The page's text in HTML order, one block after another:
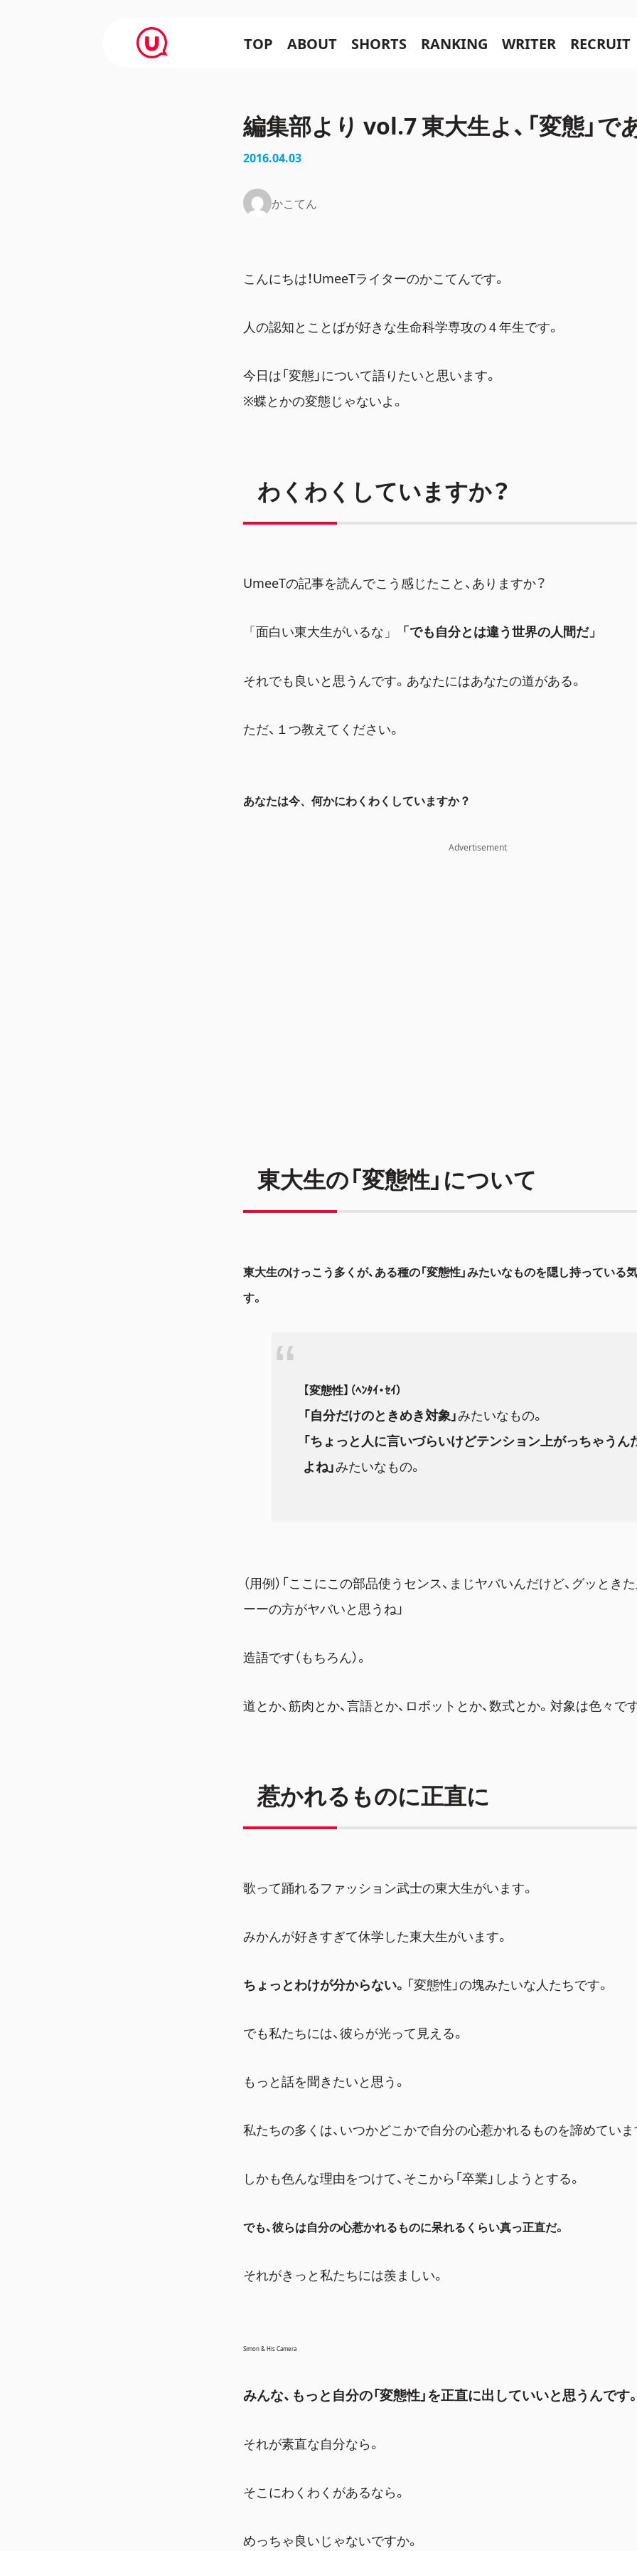
TOP ABOUT SHORTS RANKING WRITER RECRUIT
編集部より vol.7 東大生よ、「変態」で
2016.04.03
かこてん
こんにちは！UmeeTライターのかこてんです。
人の認知とことばが好きな生命科学専攻の４年生です。
今日は「変態」について語りたいと思います。
※蝶とかの変態じゃないよ。
わくわくしていますか？
UmeeTの記事を読んでこう感じたこと、ありますか？
「面白い東大生がいるな」 「でも自分とは違う世界の人間だ」
それでも良いと思うんです。あなたにはあなたの道がある。
ただ、１つ教えてください。
あなたは今、何かにわくわくしていますか？
Advertisement
東大生の「変態性」について
東大生のけっこう多くが、ある種の「変態性」みたいなものを隠し持っている
す。
【変態性】（ﾍﾝﾀｲ・ｾｲ）
「自分だけのときめき対象」みたいなもの。
「ちょっと人に言いづらいけどテンション上がっちゃうん
よね」みたいなもの。
（用例）「ここにこの部品使うセンス、まじヤバいんだけど、グッときた
ーーの方がヤバいと思うね」
造語です（もちろん）。
道とか、筋肉とか、言語とか、ロボットとか、数式とか。対象は色々で
惹かれるものに正直に
歌って踊れるファッション武士の東大生がいます。
みかんが好きすぎて休学した東大生がいます。
ちょっとわけが分からない。 「変態性」の塊みたいな人たちです。
でも私たちには、彼らが光って見える。
もっと話を聞きたいと思う。
私たちの多くは、いつかどこかで自分の心惹かれるものを諦めていま
しかも色んな理由をつけて、そこから「卒業」しようとする。
でも、彼らは自分の心惹かれるものに呆れるくらい真っ正直だ。
それがきっと私たちには羨ましい。
Simon & His Camera
みんな、もっと自分の「変態性」を正直に出していいと思うんです
それが素直な自分なら。
そこにわくわくがあるなら。
めっちゃ良いじゃないですか。